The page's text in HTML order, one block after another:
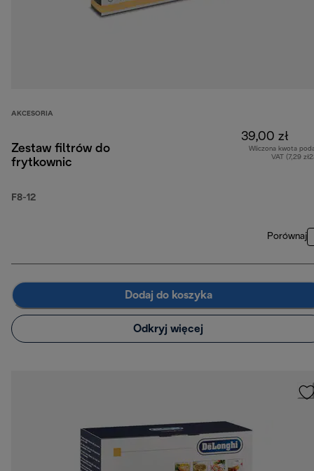
AKCESORIA
Zestaw filtrów do
frytkownic
F8-12
39,00 zł
Wliczona kwota
VAT (7,29
Porównaj
Dodaj do koszyka
Odkryj więcej